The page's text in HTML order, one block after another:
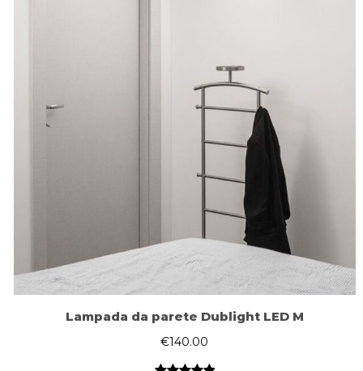
Lampada da parete Dublight LED M
€140.00